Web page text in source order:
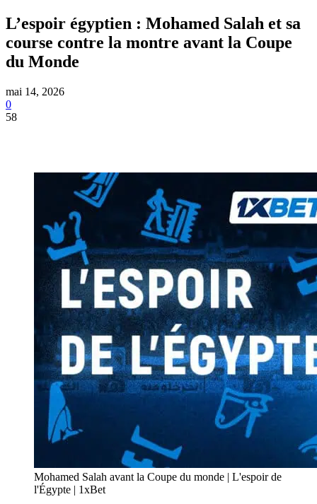
L’espoir égyptien : Mohamed Salah et sa
course contre la montre avant la Coupe
du Monde
mai 14, 2026
0
58
Mohamed Salah avant la Coupe du monde | L'espoir de
l'Égypte | 1xBet